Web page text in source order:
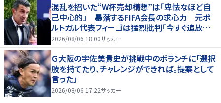
混乱を招いた“W杯売却構想”は「卑怯なほど自
己中心的」 暴落するFIFA会長の求心力 元ポ
ルトガル代表フィーゴは猛烈批判「今すぐ追放す
べきだ」
2026/08/06 18:00サッカー
Ｇ大阪の宇佐美貴史が挑戦中のボランチに「選択
肢を持てたり、チャレンジができれば。提案として
言った」
2026/08/06 17:22サッカー